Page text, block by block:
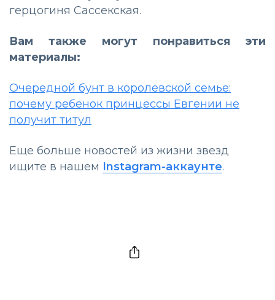
герцогиня Сассекская.
Вам также могут понравиться эти
материалы:
Очередной бунт в королевской семье:
почему ребенок принцессы Евгении не
получит титул
Еще больше новостей из жизни звезд
ищите в нашем Instagram-аккаунте.